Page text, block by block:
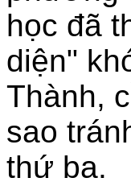
học đã
diện"
Thành,
sao
thứ ba.